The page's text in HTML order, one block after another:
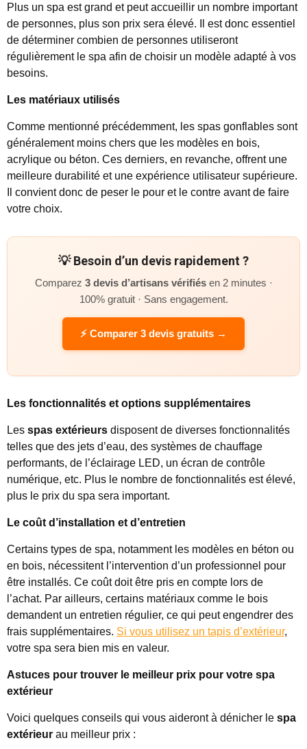
Plus un spa est grand et peut accueillir un nombre important
de personnes, plus son prix sera élevé. Il est donc essentiel
de déterminer combien de personnes utiliseront
régulièrement le spa afin de choisir un modèle adapté à vos
besoins.
Les matériaux utilisés
Comme mentionné précédemment, les spas gonflables sont
généralement moins chers que les modèles en bois,
acrylique ou béton. Ces derniers, en revanche, offrent une
meilleure durabilité et une expérience utilisateur supérieure.
Il convient donc de peser le pour et le contre avant de faire
votre choix.
💡 Besoin d’un devis rapidement ?
Comparez 3 devis d’artisans vérifiésen 2 minutes ·
100% gratuit · Sans engagement.
⚡ Comparer 3 devis gratuits →
Les fonctionnalités et options supplémentaires
Les spas extérieurs disposent de diverses fonctionnalités
telles que des jets d’eau, des systèmes de chauffage
performants, de l’éclairage LED, un écran de contrôle
numérique, etc. Plus le nombre de fonctionnalités est élevé,
plus le prix du spa sera important.
Le coût d’installation et d’entretien
Certains types de spa, notamment les modèles en béton ou
en bois, nécessitent l’intervention d’un professionnel pour
être installés. Ce coût doit être pris en compte lors de
l’achat. Par ailleurs, certains matériaux comme le bois
demandent un entretien régulier, ce qui peut engendrer des
frais supplémentaires. Si vous utilisez un tapis d’extérieur,
votre spa sera bien mis en valeur.
Astuces pour trouver le meilleur prix pour votre spa
extérieur
Voici quelques conseils qui vous aideront à dénicher le spa
extérieur au meilleur prix :